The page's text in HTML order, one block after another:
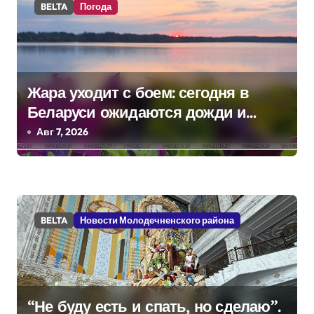
и
с
я
м
BELTA Погода
Жара уходит с боем: сегодня в
Беларуси ожидаются дожди и
грозы
Авг 7, 2026
BELTA Новости Молодечненского района
“Не буду есть и спать, но сделаю”.